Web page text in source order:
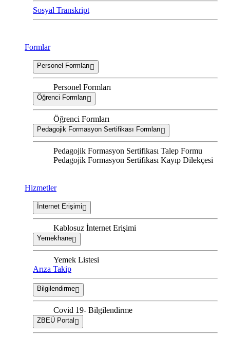
Sosyal Transkript
Formlar
Personel Formları
Personel Formları
Öğrenci Formları
Öğrenci Formları
Pedagojik Formasyon Sertifikası Formları
Pedagojik Formasyon Sertifikası Talep Formu
Pedagojik Formasyon Sertifikası Kayıp Dilekçesi
Hizmetler
İnternet Erişimi
Kablosuz İnternet Erişimi
Yemekhane
Yemek Listesi
Arıza Takip
Bilgilendirme
Covid 19- Bilgilendirme
ZBEÜ Portal